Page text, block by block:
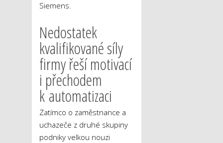
Siemens.
Nedostatek
kvalifikované síly
firmy řeší motivací
i přechodem
k automatizaci
Zatímco o zaměstnance a
uchazeče z druhé skupiny
podniky velkou nouzi